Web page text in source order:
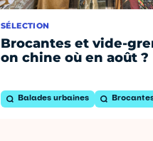
SÉLECTION
Brocantes et vide-
on chine où en août ?
Balades urbaines